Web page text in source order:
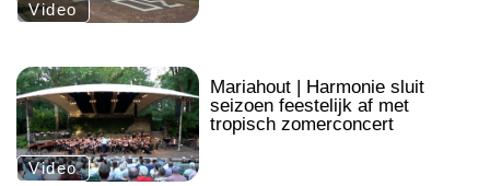
Video
.
Video
Mariahout | Harmonie sluit
seizoen feestelijk af met
tropisch zomerconcert